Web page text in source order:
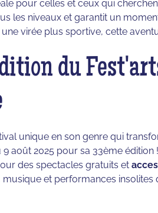
pour celles et ceux qui
les niveaux et garantit un
virée plus sportive, cette
du
unique en son genre qui
août 2025 pour sa 33ème
des spectacles gratuits et
et performances insolites